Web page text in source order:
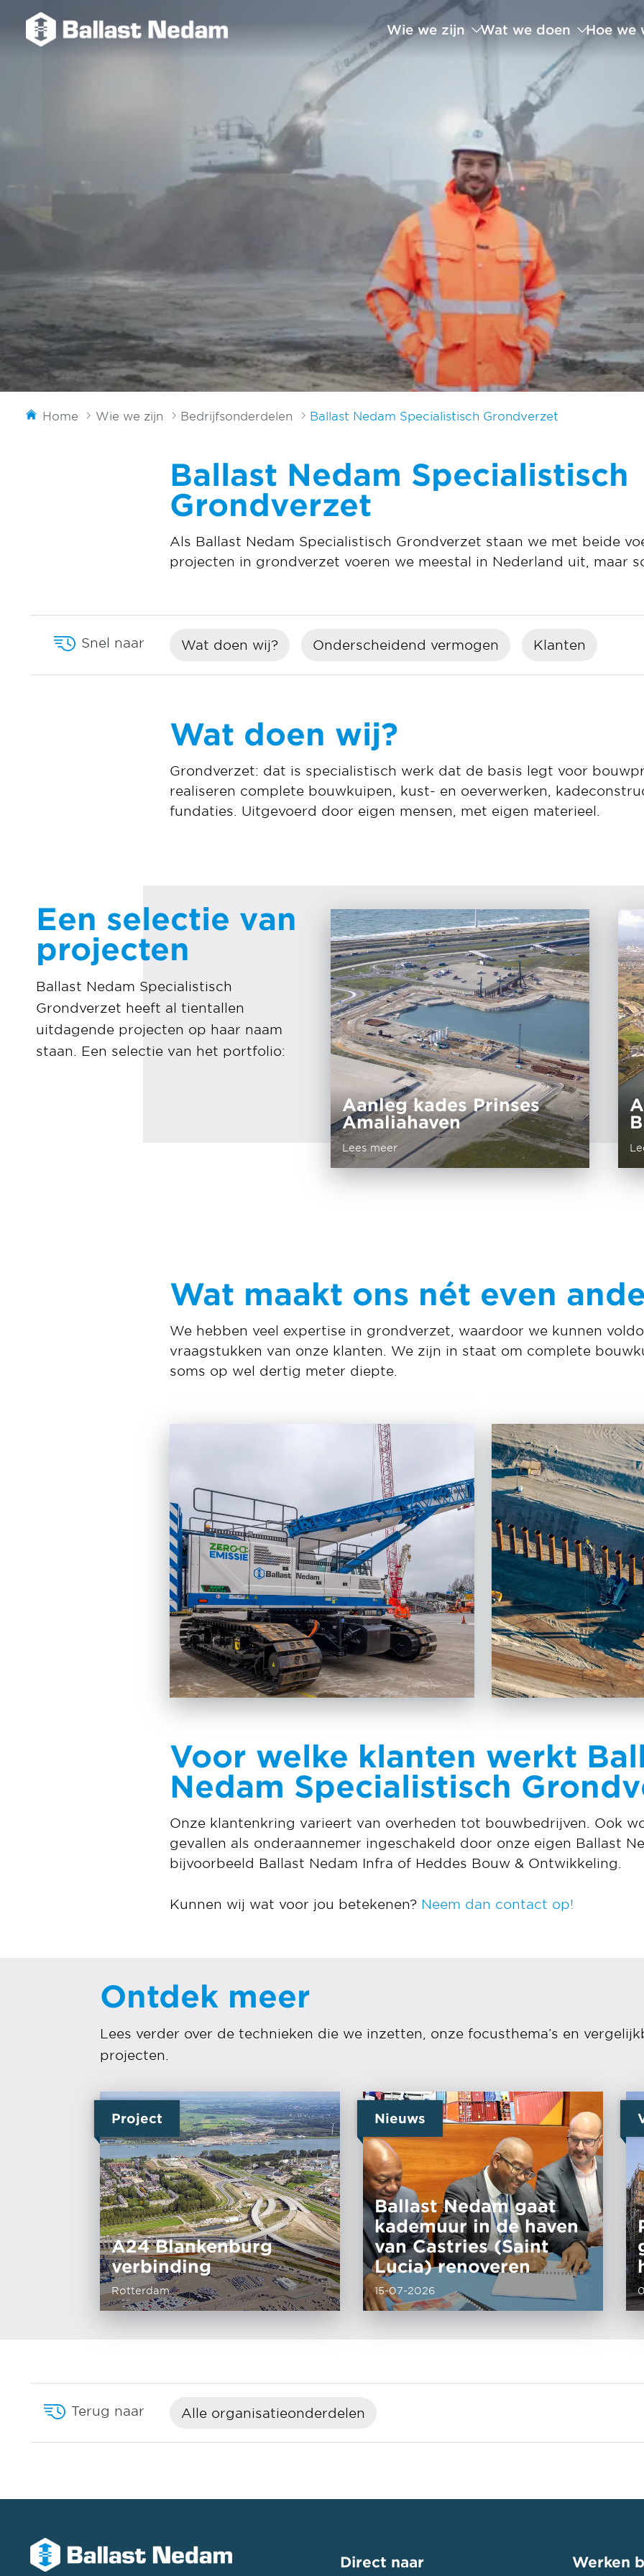
Wie we zijn Wat we doen Hoe we
Home Wie we zijn Bedrijfsonderdelen Ballast Nedam Specialistisch Grondverzet
Ballast Nedam Specialistisch
Grondverzet
Als Ballast Nedam Specialistisch Grondverzet staan we met beide
projecten in grondverzet voeren we meestal in Nederland uit, maar
Snel naar Wat doen wij? Onderscheidend vermogen Klanten
Wat doen wij?
Grondverzet: dat is specialistisch werk dat de basis legt voor
realiseren complete bouwkuipen, kust- en oeverwerken,
fundaties. Uitgevoerd door eigen mensen, met eigen materieel.
Een selectie van
projecten
Ballast Nedam Specialistisch
Grondverzet heeft al tientallen
uitdagende projecten op haar naam
staan. Een selectie van het portfolio:
Aanleg kades Prinses
Amaliahaven
Lees meer
Wat maakt ons nét even
We hebben veel expertise in grondverzet, waardoor we kunnen
vraagstukken van onze klanten. We zijn in staat om complete
soms op wel dertig meter diepte.
Voor welke klanten werkt
Nedam Specialistisch
Onze klantenkring varieert van overheden tot bouwbedrijven. Ook
gevallen als onderaannemer ingeschakeld door onze eigen Ballast
bijvoorbeeld Ballast Nedam Infra of Heddes Bouw & Ontwikkeling.
Kunnen wij wat voor jou betekenen? Neem dan contact op!
Ontdek meer
Lees verder over de technieken die we inzetten, onze focusthema’s en
projecten.
Project
A24 Blankenburg
verbinding
Rotterdam
Nieuws
Ballast Nedam gaat
kademuur in de haven
van Castries (Saint
Lucia) renoveren
15-07-2026
Terug naar Alle organisatieonderdelen
Direct naar Werken